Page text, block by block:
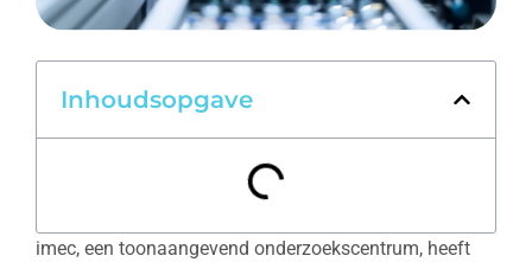
Inhoudsopgave
imec, een toonaangevend onderzoekscentrum, heeft